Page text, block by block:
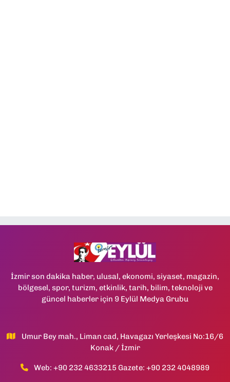
İzmir son dakika haber, ulusal, ekonomi, siyaset, magazin,
bölgesel, spor, turizm, etkinlik, tarih, bilim, teknoloji ve
güncel haberler için 9 Eylül Medya Grubu
Umur Bey mah., Liman cad, Havagazı Yerleşkesi No:16/6
Konak / İzmir
Web: +90 232 4633215 Gazete: +90 232 4048989